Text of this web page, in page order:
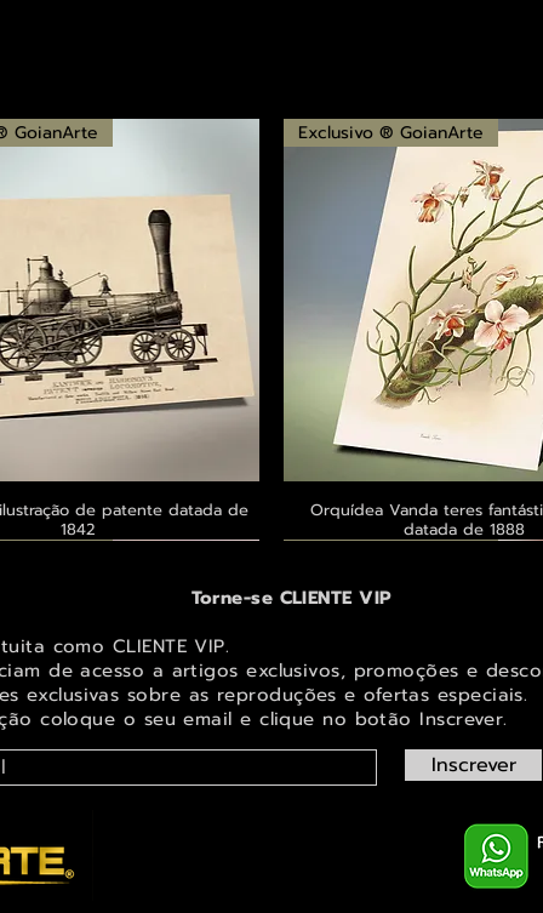
Visualização rápida
GoianArte
de patente datada de
1842
Visualização rápida
Exclusivo ® GoianArte
Orquídea Vanda teres
datada de 1888
Torne-se CLIENTE VIP
como CLIENTE VIP.
de acesso a artigos exclusivos, promoções e
exclusivas sobre as reproduções e ofertas especiais.
coloque o seu email e clique no botão Inscrever.
Inscrever